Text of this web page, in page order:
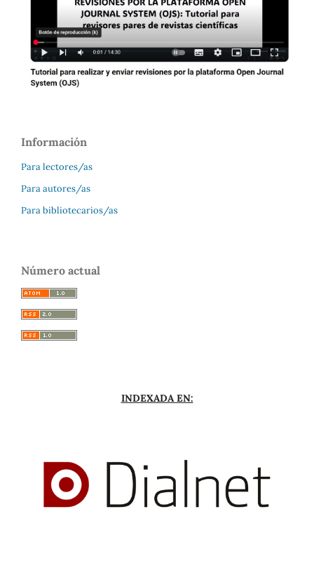
Información
Para lectores/as
Para autores/as
Para bibliotecarios/as
Número actual
INDEXADA EN: